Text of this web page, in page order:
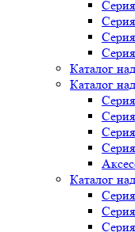
Каталог
Каталог
Каталог